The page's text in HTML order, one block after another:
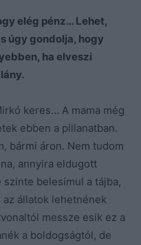
elég pénz… Lehet,
úgy gondolja, hogy
ha elveszi
keres… A mama még
ebben a pillanatban.
bármi áron. Nem tudom
annyira eldugott
szinte belesimul a tájba,
állatok lehetnének
messze esik ez a
a boldogságtól, de